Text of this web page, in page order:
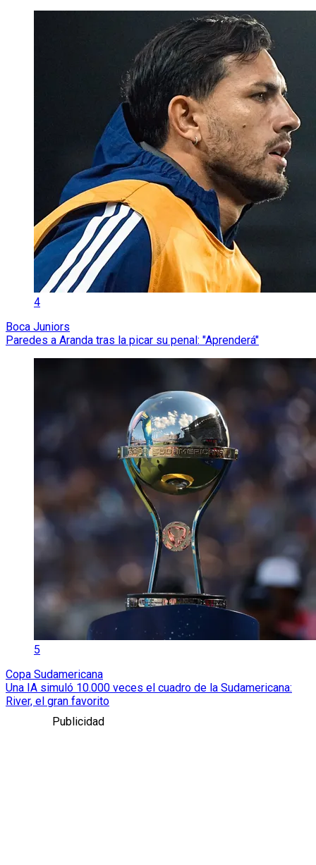
4
Boca Juniors
Paredes a Aranda tras la picar su penal: "Aprenderá"
5
Copa Sudamericana
Una IA simuló 10.000 veces el cuadro de la Sudamericana:
River, el gran favorito
Publicidad